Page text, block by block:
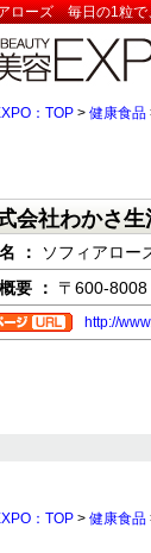
ローズ 毎日の1粒で
：TOP > 健康食品
会社わかさ生
：
ソフィアロ
要 ： 〒600-
http://
：TOP > 健康食品